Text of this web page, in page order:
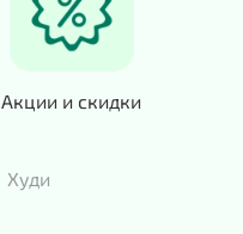
Акции и скидки
Худи